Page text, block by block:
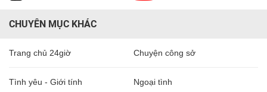
CHUYÊN MỤC KHÁC
Trang chủ 24giờ Chuyện công sở
Tình yêu - Giới tính Ngoại tình